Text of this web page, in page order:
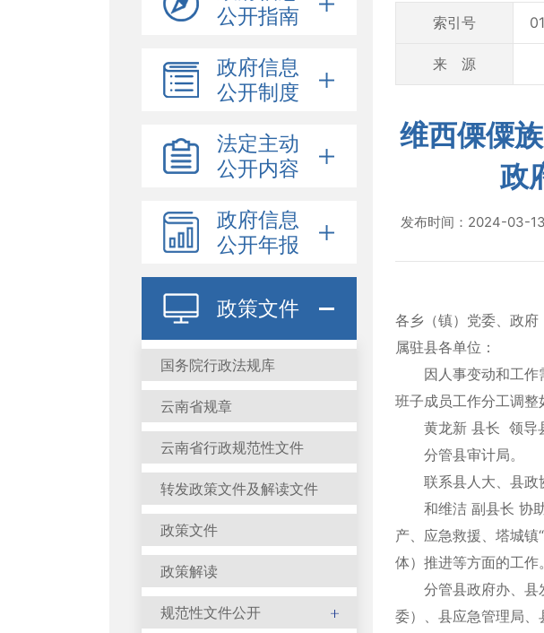
公开指南
政府信息
公开制度
法定主动
公开内容
政府信息
公开年报
政策文件
国务院行政法规库
云南省规章
云南省行政规范性文件
转发政策文件及解读文件
政策文件
政策解读
规范性文件公开
索引号
来 源
维西傈僳
政
发布时间：2024-03-
各乡（镇）党委、政
属驻县各单位：
因人事变动和工
班子成员工作分工调整
黄龙新 县长 领导
分管县审计局。
联系县人大、县政
和维洁 副县长 协
产、应急救援、塔城
体）推进等方面的工作
分管县政府办、县
委）、县应急管理局、